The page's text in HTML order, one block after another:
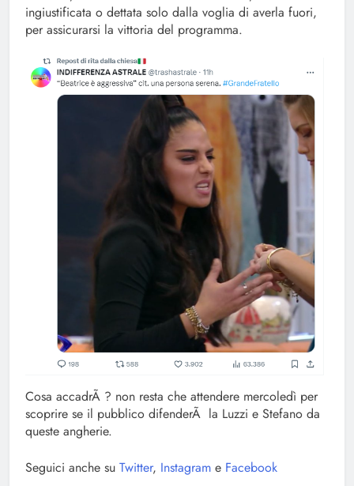
ingiustificata o dettata solo dalla voglia di averla fuori,
per assicurarsi la vittoria del programma.
Cosa accadrÃ ? non resta che attendere mercoledì per
scoprire se il pubblico difenderÃ la Luzzi e Stefano da
queste angherie.
Seguici anche su Twitter, Instagram e Facebook